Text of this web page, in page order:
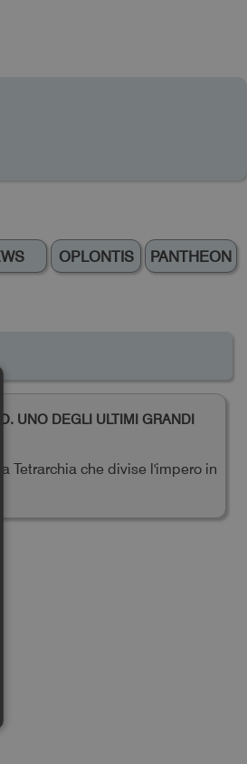
OPLONTIS PANTHEON
UNO DEGLI ULTIMI GRANDI
Tetrarchia che divise l'impero in